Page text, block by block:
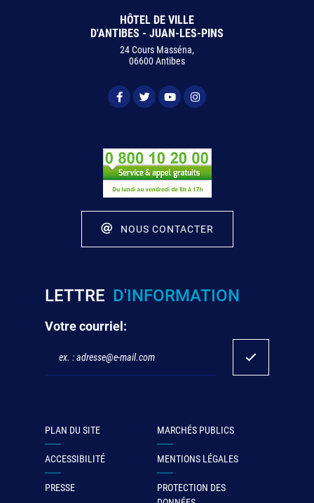
HÔTEL DE VILLE
D'ANTIBES - JUAN-LES-PINS
24 Cours Masséna,
06600 Antibes
NOUS CONTACTER
LETTRE D'INFORMATION
Votre courriel:
PLAN DU SITE MARCHÉS PUBLICS
ACCESSIBILITÉ MENTIONS LÉGALES
PRESSE
PROTECTION DES